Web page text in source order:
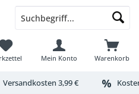
Warenkorb
Mein Konto
Versandkosten 3,99 €